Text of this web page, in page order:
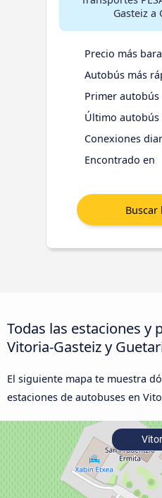
Gasteiz a
Precio más
Autobús más
Primer autobús
Último autobús
Conexiones
Encontrado en
Todas las estaciones y
Vitoria-Gasteiz y
El siguiente mapa te muestra
estaciones de autobuses en